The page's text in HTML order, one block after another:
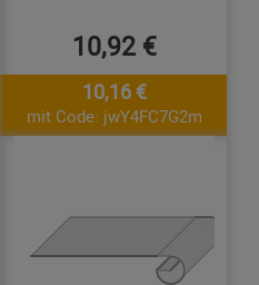
10,92 €
10,16 €
mit Code: jwY4FC7G2m